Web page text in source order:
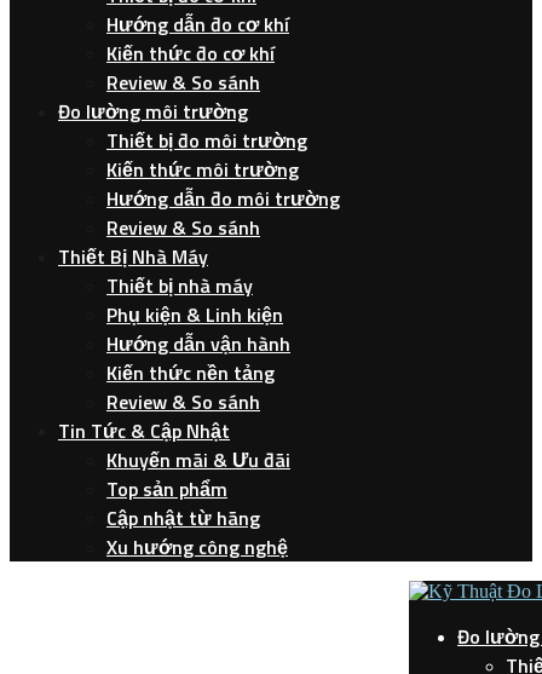
Hướng dẫn đo cơ khí
Kiến thức đo cơ khí
Review & So sánh
Đo lường môi trường
Thiết bị đo môi trường
Kiến thức môi trường
Hướng dẫn đo môi trường
Review & So sánh
Thiết Bị Nhà Máy
Thiết bị nhà máy
Phụ kiện & Linh kiện
Hướng dẫn vận hành
Kiến thức nền tảng
Review & So sánh
Tin Tức & Cập Nhật
Khuyến mãi & Ưu đãi
Top sản phẩm
Cập nhật từ hãng
Xu hướng công nghệ
Đo